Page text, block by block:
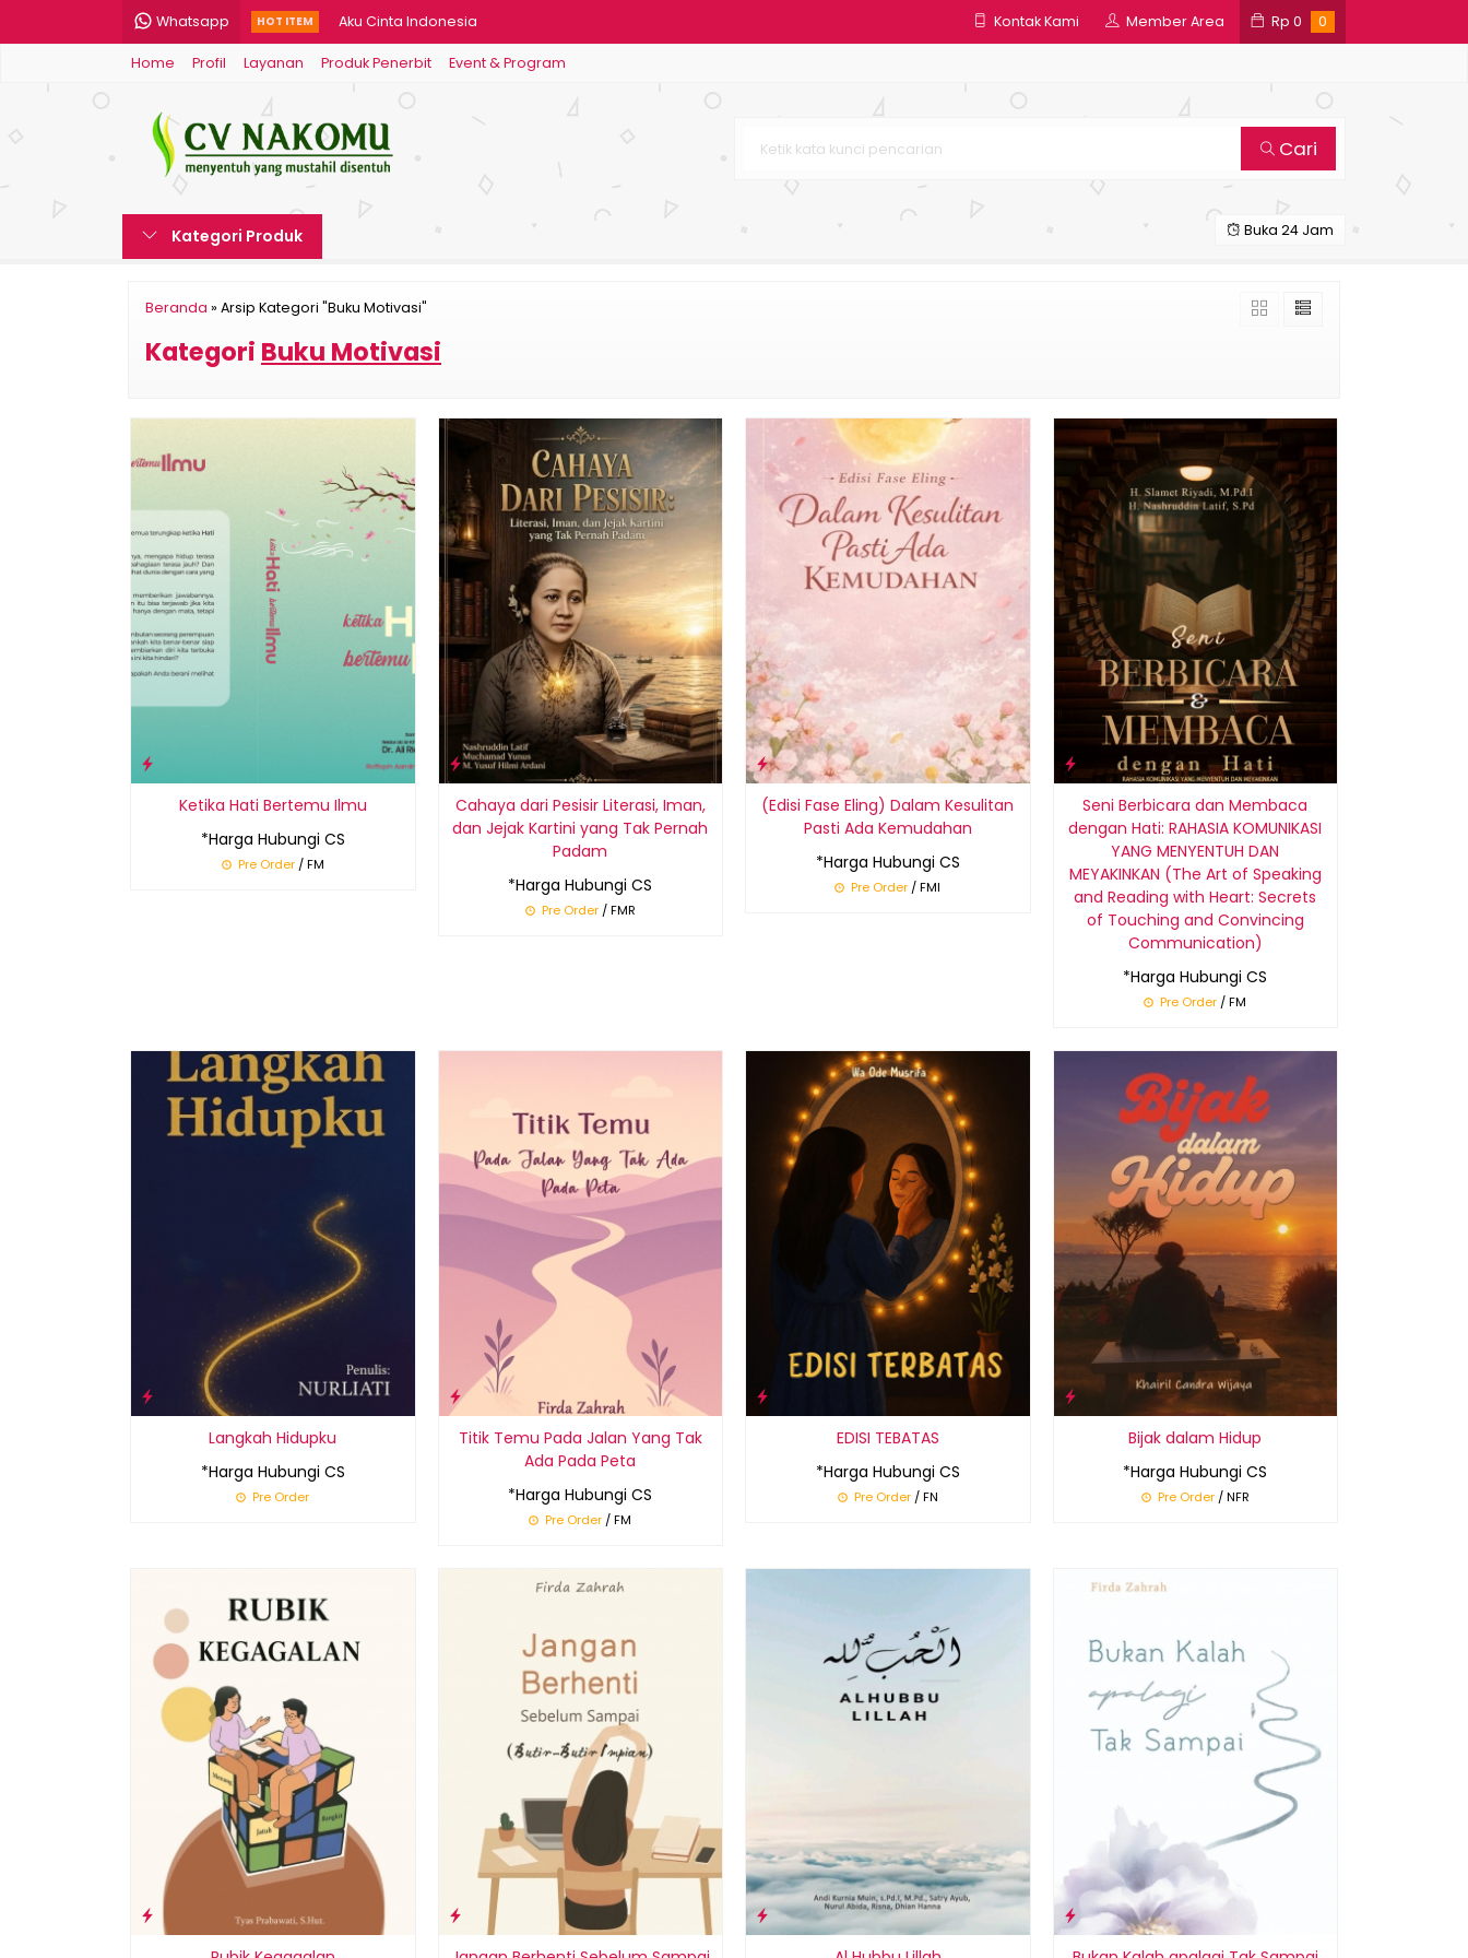
Whatsapp HOT ITEM Aku Cinta Indonesia
Beranikah Nabi Melawan Algoritma?
Balung Kuning
(Edisi Fase Eling) Dalam Kesulitan Pasti Ada Kemud
Usai Sebelum Dimulai
Kontak Kami Member Area Rp 0 0
Home Profil Layanan Produk Penerbit Event & Program
Cari
Kategori Produk Buka 24 Jam
Beranda » Arsip Kategori "Buku Motivasi"
Kategori Buku Motivasi
Ketika Hati Bertemu Ilmu
*Harga Hubungi CS
Pre Order/ FM
Cahaya dari Pesisir Literasi, Iman,
dan Jejak Kartini yang Tak Pernah
Padam
*Harga Hubungi CS
Pre Order/ FMR
(Edisi Fase Eling) Dalam Kesulitan
Pasti Ada Kemudahan
*Harga Hubungi CS
Pre Order / FMI
Seni Berbicara dan Membaca
dengan Hati: RAHASIA KOMUNIKASI
YANG MENYENTUH DAN
MEYAKINKAN (The Art of Speaking
and Reading with Heart: Secrets
of Touching and Convincing
Communication)
*Harga Hubungi CS
Pre Order / FM
Langkah Hidupku
*Harga Hubungi CS
Pre Order
Titik Temu Pada Jalan Yang Tak
Ada Pada Peta
*Harga Hubungi CS
Pre Order / FM
EDISI TEBATAS
*Harga Hubungi CS
Pre Order/ FN
Bijak dalam Hidup
*Harga Hubungi CS
Pre Order/ NFR